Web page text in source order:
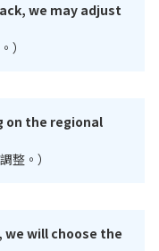
we may adjust
）
on the regional
整。）
will choose the